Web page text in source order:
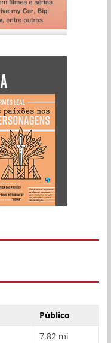
Público
7,82 mi